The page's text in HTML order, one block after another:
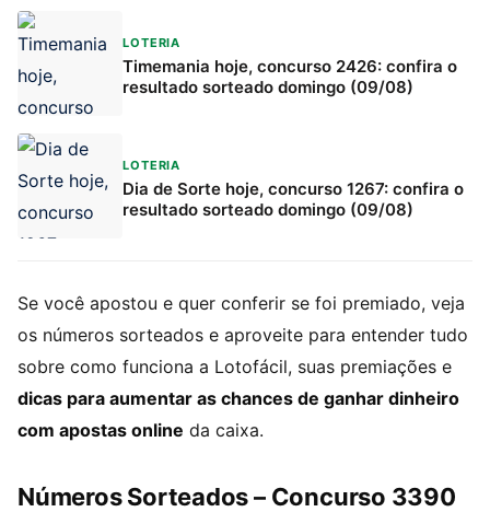
LOTERIA
Timemania hoje, concurso 2426: confira o
resultado sorteado domingo (09/08)
LOTERIA
Dia de Sorte hoje, concurso 1267: confira o
resultado sorteado domingo (09/08)
Se você apostou e quer conferir se foi premiado, veja
os números sorteados e aproveite para entender tudo
sobre como funciona a Lotofácil, suas premiações e
dicas para aumentar as chances de ganhar dinheiro
com apostas online da caixa.
Números Sorteados – Concurso 3390